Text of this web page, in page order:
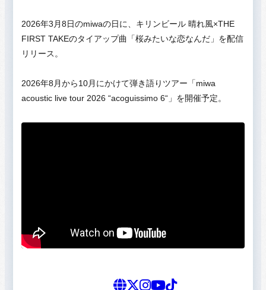
2026年3月8日のmiwaの日に、キリンビール 晴れ風×THE
FIRST TAKEのタイアップ曲「桜みたいな恋なんだ」を配信
リリース。
2026年8月から10月にかけて弾き語りツアー「miwa
acoustic live tour 2026 “acoguissimo 6“」を開催予定。